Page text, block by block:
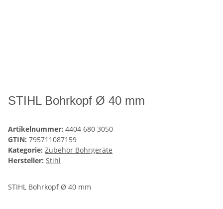
STIHL Bohrkopf Ø 40 mm
Artikelnummer: 4404 680 3050
GTIN: 795711087159
Kategorie: Zubehör Bohrgeräte
Hersteller: Stihl
STIHL Bohrkopf Ø 40 mm